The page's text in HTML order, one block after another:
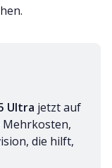
Ultra jetzt auf
Mehrkosten,
die hilft,